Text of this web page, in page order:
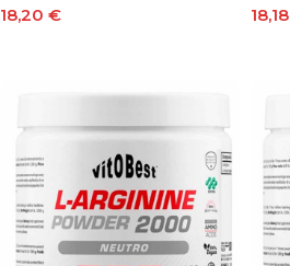
18,20 € 18,18